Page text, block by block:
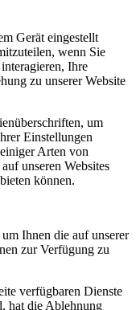
Gerät eingestellt
wenn Sie
Ihre
zu unserer Website
um
Einstellungen
Arten von
unseren Websites
können.
Ihnen die auf unserer
zur Verfügung zu
verfügbaren Dienste
hat die Ablehnung